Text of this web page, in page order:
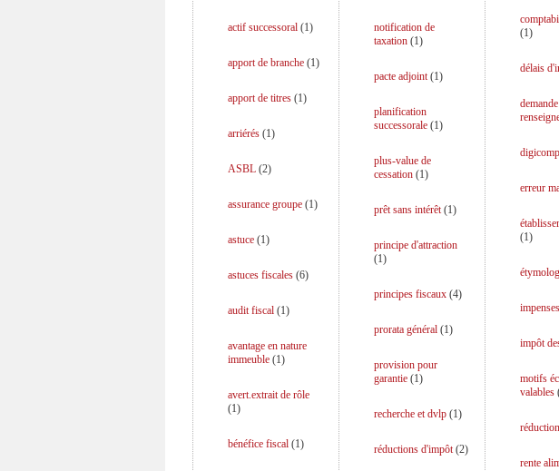
actif successoral (1)
apport de branche (1)
apport de titres (1)
arriérés (1)
ASBL (2)
assurance groupe (1)
astuce (1)
astuces fiscales (6)
audit fiscal (1)
avantage en nature
immeuble (1)
avert.extrait de rôle
(1)
bénéfice fiscal (1)
notification de
taxation(1)
pacte adjoint(1)
planification
successorale(1)
plus-value de
cessation(1)
prêt sans intérêt(1)
principe d'attraction
(1)
principes fiscaux(4)
prorata général(1)
provision pour
garantie(1)
recherche et dvlp(1)
réductions d'impôt(2)
(1)
délais
erreur
(1)
impenses
impôt
motifs
valables
rente